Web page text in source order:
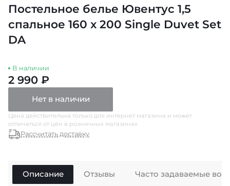
Постельное белье Ювентус 1,5
спальное 160 x 200 Single Duvet Set
DA
В наличии
2 990 ₽
Нет в наличии
Цена действительна только для интернет магазина и может
отличаться от цен в розничных магазинах
Рассчитать доставку
Описание Отзывы Часто задаваемые